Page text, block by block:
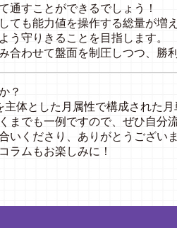
通すことができるでしょう！
ても能力値を操作する総量が増
う守りきることを目指します。
合わせて盤面を制圧しつつ、勝
？
主体とした月属性で構成された
までも一例ですので、ぜひ自分
いくださり、ありがとうござい
ラムもお楽しみに！